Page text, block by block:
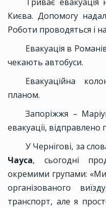
Триває евакуація
Києва. Допомогу
Роботи проводяться і
Евакуація в
чекають автобуси.
Евакуаційна
планом.
Запоріжжя –
евакуації,
У Чернігові, за
Чауса, сьогодні
окремими групами:
організованого
транспорт, але я